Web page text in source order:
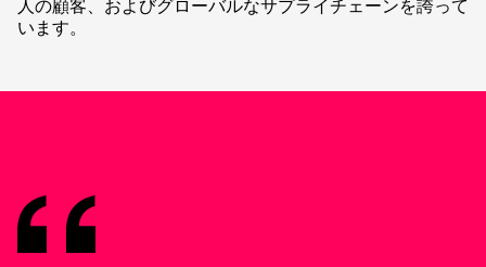
人の顧客、およびグローバルなサプライチェーンを誇って
います。